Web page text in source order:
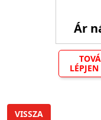
Ár
VISSZA